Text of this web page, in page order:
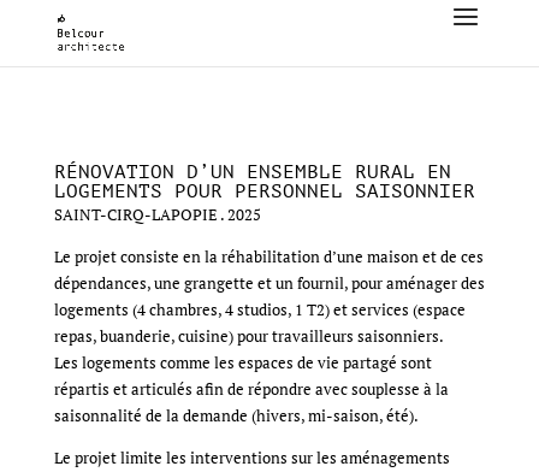
RÉNOVATION D’UN ENSEMBLE RURAL EN
LOGEMENTS POUR PERSONNEL SAISONNIER
SAINT-CIRQ-LAPOPIE . 2025
Le projet consiste en la réhabilitation d’une maison et de ces
dépendances, une grangette et un fournil, pour aménager des
logements (4 chambres, 4 studios, 1 T2) et services (espace
repas, buanderie, cuisine) pour travailleurs saisonniers.
Les logements comme les espaces de vie partagé sont
répartis et articulés afin de répondre avec souplesse à la
saisonnalité de la demande (hivers, mi-saison, été).
Le projet limite les interventions sur les aménagements